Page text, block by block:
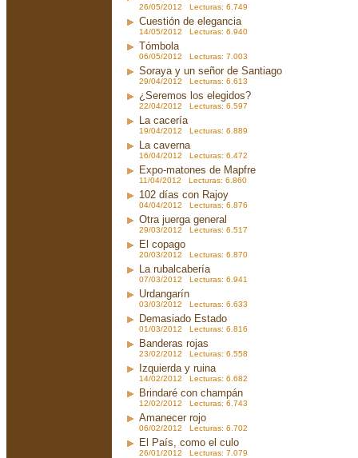
26/05/2012 Lecturas: 6.749
Cuestión de elegancia
14/05/2012 Lecturas: 6.940
Tómbola
06/05/2012 Lecturas: 7.003
Soraya y un señor de Santiago
29/04/2012 Lecturas: 6.613
¿Seremos los elegidos?
22/04/2012 Lecturas: 6.597
La cacería
19/04/2012 Lecturas: 6.889
La caverna
16/04/2012 Lecturas: 6.472
Expo-matones de Mapfre
11/04/2012 Lecturas: 6.860
102 días con Rajoy
04/04/2012 Lecturas: 6.876
Otra juerga general
29/03/2012 Lecturas: 6.517
El copago
20/03/2012 Lecturas: 6.870
La rubalcabería
07/03/2012 Lecturas: 6.941
Urdangarín
03/03/2012 Lecturas: 6.633
Demasiado Estado
01/03/2012 Lecturas: 6.816
Banderas rojas
23/02/2012 Lecturas: 6.558
Izquierda y ruina
14/02/2012 Lecturas: 6.682
Brindaré con champán
12/02/2012 Lecturas: 6.743
Amanecer rojo
06/02/2012 Lecturas: 6.702
El País, como el culo
26/01/2012 Lecturas: 7.079